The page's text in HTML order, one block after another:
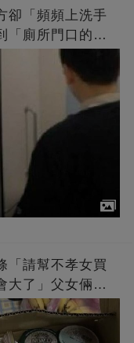
卻「頻頻上洗手
「廁所門口的一
「請幫不孝女買
了」父女倆笑